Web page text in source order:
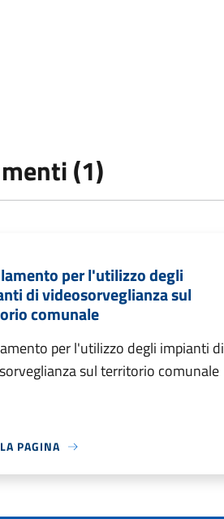
(1)
per l'utilizzo degli
di videosorveglianza sul
comunale
per l'utilizzo degli impianti di
sul territorio comunale
PAGINA